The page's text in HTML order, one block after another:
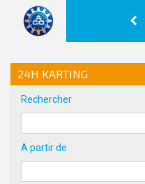
24H KARTING
Rechercher
A partir de